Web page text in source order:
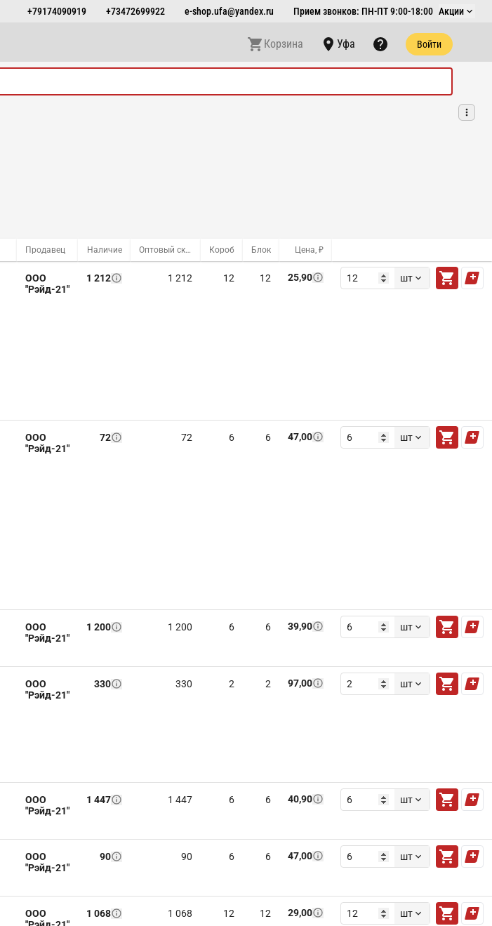
+79174090919 +73472699922 e-shop.ufa@yandex.ru Прием звонков: ПН-ПТ 9:00-18:00 Акции
Корзина Уфа Войти
Продавец Наличие Оптовый склад Короб Блок Цена, ₽
ООО
"Рэйд-21"
1 212 1 212 12 12 25,90 шт
ООО
"Рэйд-21"
72 72 6 6 47,00 шт
ООО
"Рэйд-21"
1 200 1 200 6 6 39,90 шт
ООО
"Рэйд-21"
330 330 2 2 97,00 шт
ООО
"Рэйд-21"
1 447 1 447 6 6 40,90 шт
ООО
"Рэйд-21"
90 90 6 6 47,00 шт
ООО
1 068 1 068 12 12 29,00 шт